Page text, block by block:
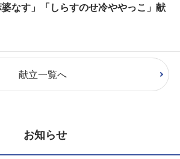
婆なす」「しらすのせ冷ややっこ」献
献立一覧へ
お知らせ